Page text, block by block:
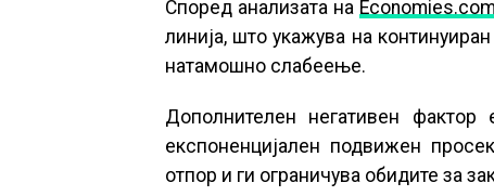
Според анализата на
линија, што укажува на
натамошно слабеење.
Дополнителен негативен
експоненцијален подвижен
отпор и ги ограничува обидите за